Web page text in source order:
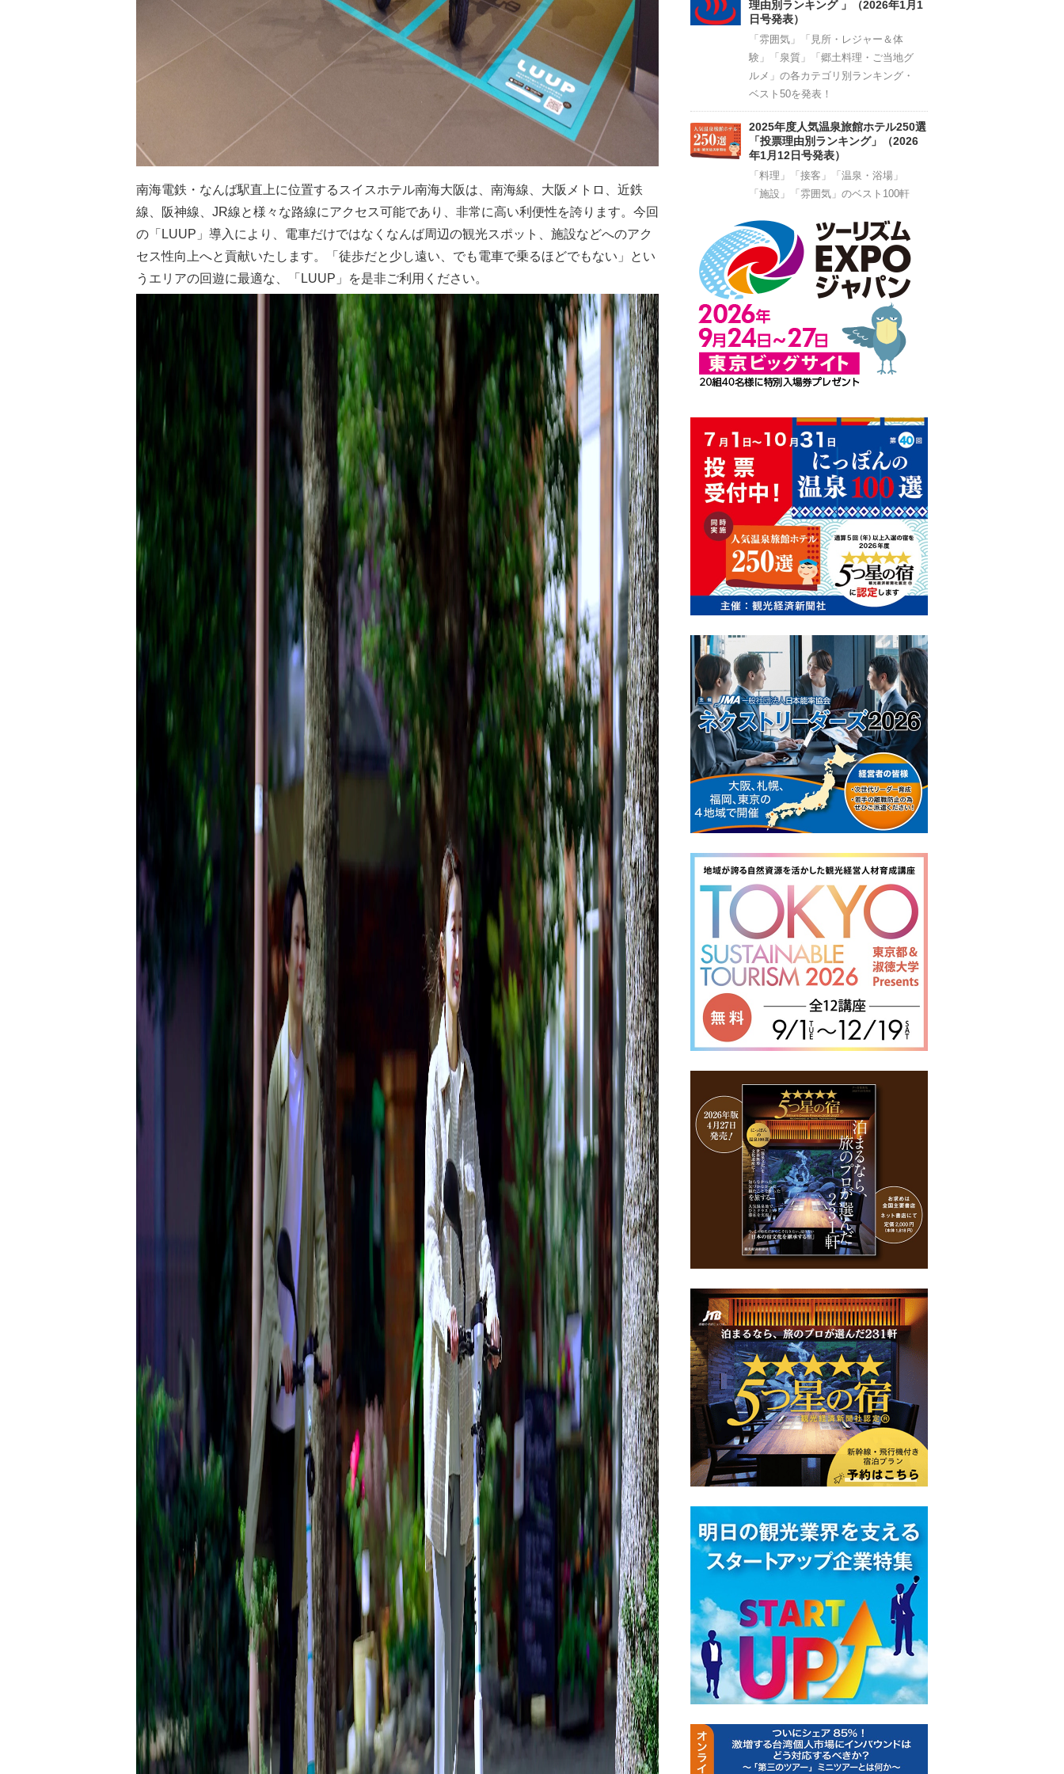
南海電鉄・なんば駅直上に位置するスイスホテル南海大阪は、南海線、大阪メトロ、近鉄
線、阪神線、JR線と様々な路線にアクセス可能であり、非常に高い利便性を誇ります。今回
の「LUUP」導入により、電車だけではなくなんば周辺の観光スポット、施設などへのアク
セス性向上へと貢献いたします。「徒歩だと少し遠い、でも電車で乗るほどでもない」とい
うエリアの回遊に最適な、「LUUP」を是非ご利用ください。
理由別ランキング 」（2026年1月1
日号発表）
「雰囲気」「見所・レジャー＆体
験」「泉質」「郷土料理・ご当地グ
ルメ」の各カテゴリ別ランキング・
ベスト50を発表！
2025年度人気温泉旅館ホテル250選
「投票理由別ランキング」（2026
年1月12日号発表）
「料理」「接客」「温泉・浴場」
「施設」「雰囲気」のベスト100軒